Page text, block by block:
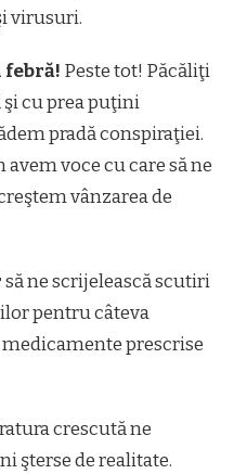
virusuri.
febră! Peste tot! Păcăliţi
şi cu prea puţini
pradă conspiraţiei.
voce cu care să ne
vânzarea de
să ne scrijelească scutiri
pentru câteva
prescrise
crescută ne
şterse de realitate.